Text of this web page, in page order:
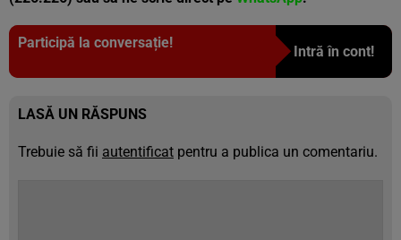
Participă la conversație!
Intră în cont!
LASĂ UN RĂSPUNS
Trebuie să fii autentificat pentru a publica un comentariu.